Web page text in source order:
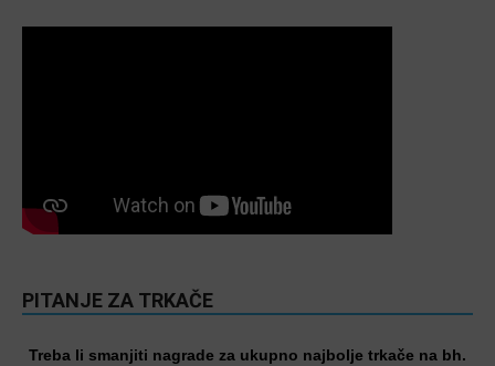
PITANJE ZA TRKAČE
Treba li smanjiti nagrade za ukupno najbolje trkače na bh.